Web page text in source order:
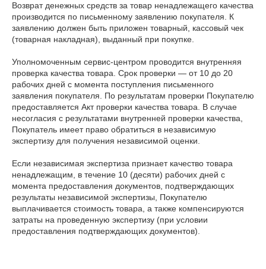
Возврат денежных средств за товар ненадлежащего качества
производится по письменному заявлению покупателя. К
заявлению должен быть приложен товарный, кассовый чек
(товарная накладная), выданный при покупке.
Уполномоченным сервис-центром проводится внутренняя
проверка качества товара. Срок проверки — от 10 до 20
рабочих дней с момента поступления письменного
заявления покупателя. По результатам проверки Покупателю
предоставляется Акт проверки качества товара. В случае
несогласия с результатами внутренней проверки качества,
Покупатель имеет право обратиться в независимую
экспертизу для получения независимой оценки.
Если независимая экспертиза признает качество товара
ненадлежащим, в течение 10 (десяти) рабочих дней с
момента предоставления документов, подтверждающих
результаты независимой экспертизы, Покупателю
выплачивается стоимость товара, а также компенсируются
затраты на проведенную экспертизу (при условии
предоставления подтверждающих документов).